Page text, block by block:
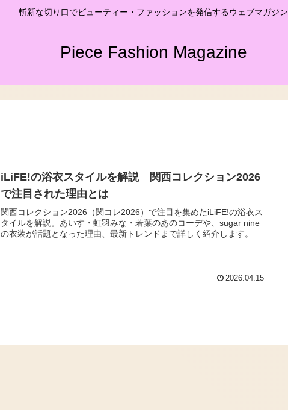
斬新な切り口でビューティー・ファッションを発信するウェブマガジン
Piece Fashion Magazine
iLiFE!の浴衣スタイルを解説 関西コレクション2026
で注目された理由とは
関西コレクション2026（関コレ2026）で注目を集めたiLiFE!の浴衣ス
タイルを解説。あいす・虹羽みな・若葉のあのコーデや、sugar nine
の衣装が話題となった理由、最新トレンドまで詳しく紹介します。
2026.04.15